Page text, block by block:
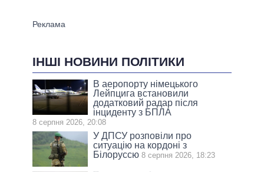
ІНШІ НОВИНИ ПОЛІТИКИ
В аеропорту німецького
Лейпцига встановили
додатковий радар після
інциденту з БПЛА
8 серпня 2026, 20:08
У ДПСУ розповіли про
ситуацію на кордоні з
Білоруссю 8 серпня 2026, 18:23